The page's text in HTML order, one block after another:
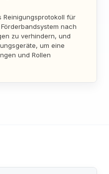
Reinigungsprotokoll für
nach
zu verhindern, und
um eine
und Rollen